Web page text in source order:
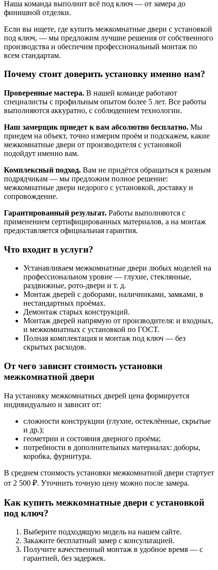
Наша команда выполнит всё под ключ — от замера до
финишной отделки.
Если вы ищете, где купить межкомнатные двери с установкой
под ключ, — мы предложим лучшие решения от собственного
производства и обеспечим профессиональный монтаж по
всем стандартам.
Почему стоит доверить установку именно нам?
Проверенные мастера. В нашей команде работают
специалисты с профильным опытом более 5 лет. Все работы
выполняются аккуратно, с соблюдением технологии.
Наш замерщик приедет к вам абсолютно бесплатно. Мы
приедем на объект, точно измерим проём и подскажем, какие
межкомнатные двери от производителя с установкой
подойдут именно вам.
Комплексный подход. Вам не придётся обращаться к разным
подрядчикам — мы предложим полное решение:
межкомнатные двери недорого с установкой, доставку и
сопровождение.
Гарантированный результат. Работы выполняются с
применением сертифицированных материалов, а на монтаж
предоставляется официальная гарантия.
Что входит в услуги?
Устанавливаем межкомнатные двери любых моделей на
профессиональном уровне — глухие, стеклянные,
раздвижные, рото-двери и т. д.
Монтаж дверей с доборами, наличниками, замками, в
нестандартных проёмах.
Демонтаж старых конструкций.
Монтаж дверей напрямую от производителя: и входных,
и межкомнатных с установкой по ГОСТ.
Полная комплектация и монтаж под ключ — без
скрытых расходов.
От чего зависит стоимость установки
межкомнатной двери
На установку межкомнатных дверей цена формируется
индивидуально и зависит от:
сложности конструкции (глухие, остеклённые, скрытые
и др.);
геометрии и состояния дверного проёма;
потребности в дополнительных материалах: доборы,
коробка, фурнитура.
В среднем стоимость установки межкомнатной двери стартует
от 2 500 ₽. Уточнить точную цену можно после замера.
Как купить межкомнатные двери с установкой
под ключ?
Выберите подходящую модель на нашем сайте.
Закажите бесплатный замер с консультацией.
Получите качественный монтаж в удобное время — с
гарантией, без задержек.